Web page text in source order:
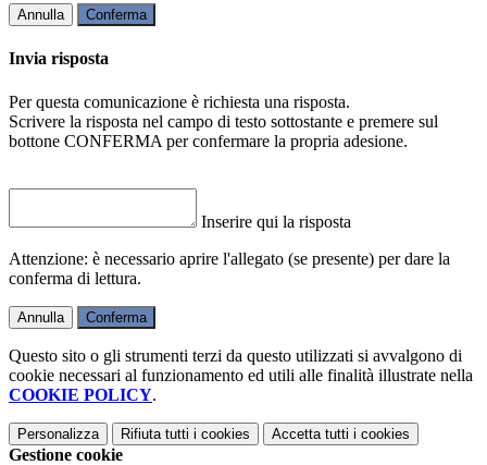
Annulla Conferma
Invia risposta
Per questa comunicazione è richiesta una risposta.
Scrivere la risposta nel campo di testo sottostante e premere sul
bottone CONFERMA per confermare la propria adesione.
Inserire qui la risposta
Attenzione: è necessario aprire l'allegato (se presente) per dare la
conferma di lettura.
Annulla Conferma
Questo sito o gli strumenti terzi da questo utilizzati si avvalgono di
cookie necessari al funzionamento ed utili alle finalità illustrate nella
COOKIE POLICY.
Personalizza Rifiuta tutti i cookies Accetta tutti i cookies
Gestione cookie